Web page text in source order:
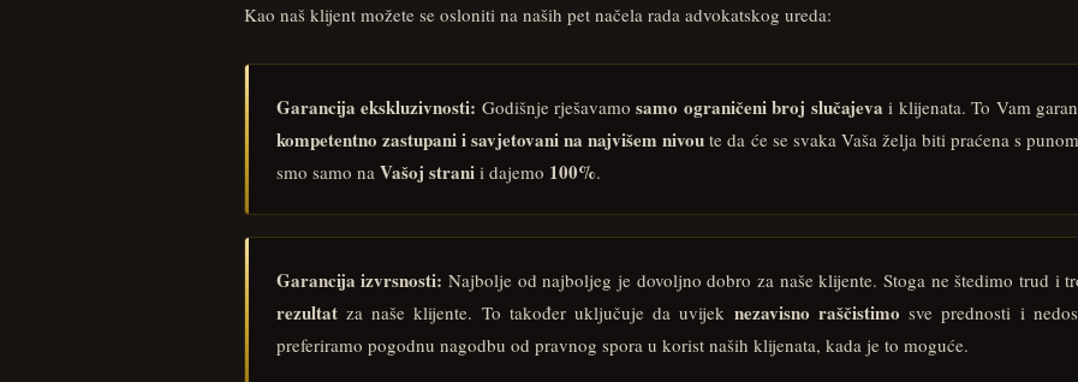
Kao naš klijent možete se osloniti na naših pet načela rada advokatskog ureda:
Garancija ekskluzivnosti: Godišnje rješavamosamo ograničeni broj slučajeva i klijenata. To Vam
kompetentno zastupani i savjetovani na najvišem nivou te da će se svaka Vaša želja biti praćena s
smo samo na Vašoj strani i dajemo 100%.
Garancija izvrsnosti: Najbolje od najboljeg je dovoljno dobro za naše klijente. Stoga ne štedimo trud i
rezultatza naše klijente. To također uključuje da uvijek nezavisno raščistimo sve prednosti i
preferiramo pogodnu nagodbu od pravnog spora u korist naših klijenata, kada je to moguće.